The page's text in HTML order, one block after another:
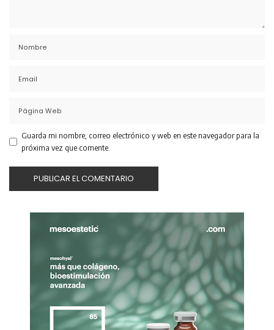
Guarda mi nombre, correo electrónico y web en este navegador para la
próxima vez que comente.